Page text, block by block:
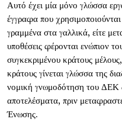
Αυτό έχει μία μόνο γλώσσα
έγγραφα που χρησιμοποιούνται
γραμμένα στα γαλλικά, είτε
υποθέσεις φέρονται ενώπιον
συγκεκριμένου κράτους
κράτους γίνεται γλώσσα της
νομική γνωμοδότηση του ΔΕΚ
αποτελέσματα, πριν
Ένωσης.